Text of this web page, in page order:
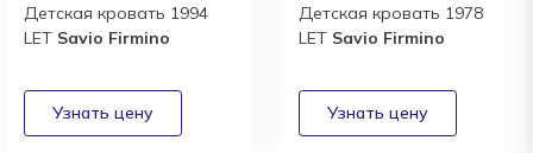
Детская кровать 1994
LET Savio Firmino
Детская кровать 1978
LET Savio Firmino